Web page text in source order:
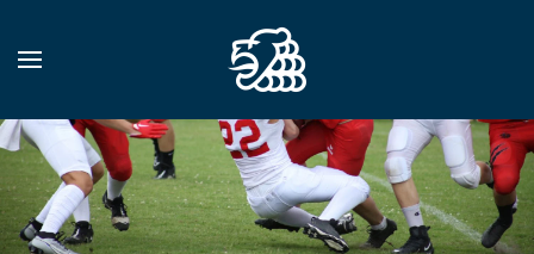
Zum Hauptinhalt springen